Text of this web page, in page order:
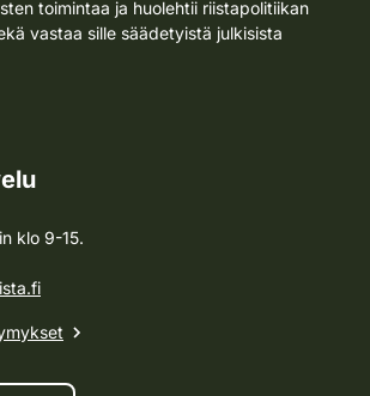
toimintaa ja huolehtii riistapolitiikan
vastaa sille säädetyistä julkisista
klo 9-15.